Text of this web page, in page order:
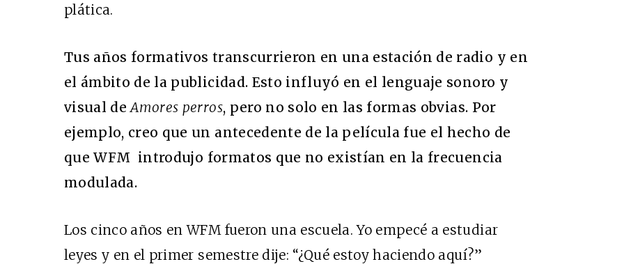
plática.
Tus años formativos transcurrieron en una estación de radio y en
el ámbito de la publicidad. Esto influyó en el lenguaje sonoro y
visual deAmores perros, pero no solo en las formas obvias. Por
ejemplo, creo que un antecedente de la película fue el hecho de
queWFM introdujo formatos que no existían en la frecuencia
modulada.
Los cinco años enWFM fueron una escuela. Yo empecé a estudiar
leyes y en el primer semestre dije: “¿Qué estoy haciendo aquí?”